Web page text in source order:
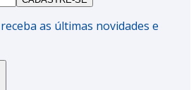
as últimas novidades e